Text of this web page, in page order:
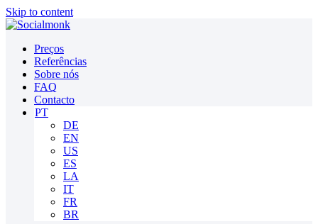
Skip to content
Preços
Referências
Sobre nós
FAQ
Contacto
PT
DE
EN
US
ES
LA
IT
FR
BR